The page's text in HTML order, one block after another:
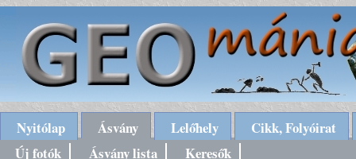
Nyitólap Ásvány Lelőhely
Cikk, Folyóirat
Új fotók
Ásvány lista Keresők